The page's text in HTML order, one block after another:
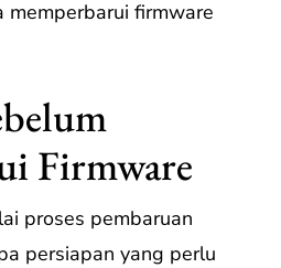
memperbarui firmware
Firmware
proses pembaruan
persiapan yang perlu